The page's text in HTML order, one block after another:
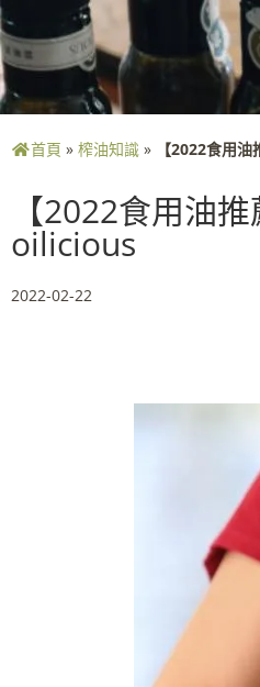
首頁 » 榨油知識» 【2022食用
【2022食用油
oilicious
2022-02-22